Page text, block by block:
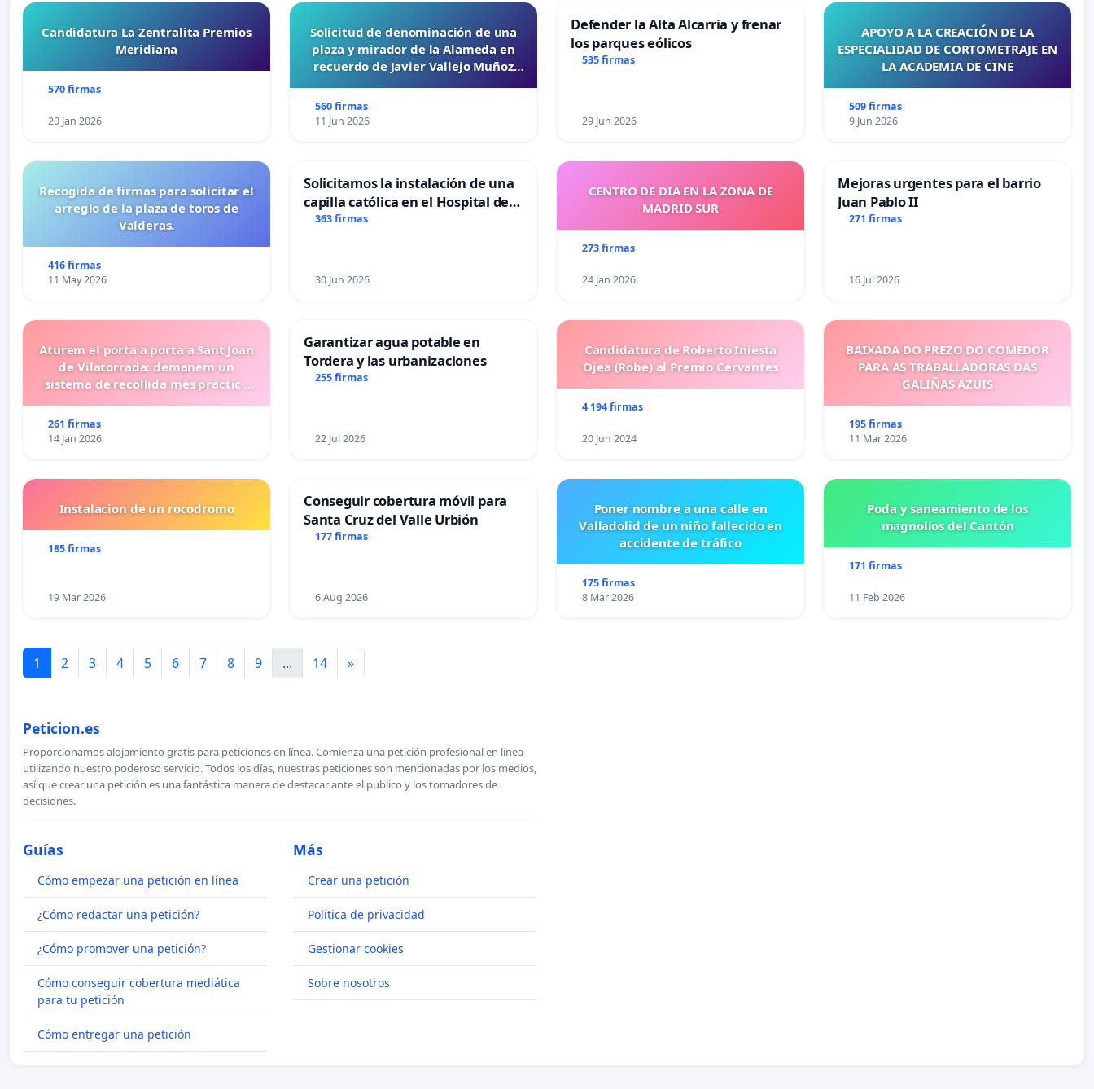
Candidatura La Zentralita Premios
Meridiana
570 firmas
20 Jan 2026
Solicitud de denominación de una
plaza y mirador de la Alameda en
recuerdo de Javier Vallejo Muñoz
560 firmas
11 Jun 2026
Defender la Alta Alcarria y frenar
los parques eólicos
535 firmas
29 Jun 2026
APOYO A LA CREACIÓN DE LA
ESPECIALIDAD DE CORTOMETRAJE EN
LA ACADEMIA DE CINE
509 firmas
9 Jun 2026
Recogida de firmas para solicitar el
arreglo de la plaza de toros de
Valderas.
416 firmas
11 May 2026
Solicitamos la instalación de una
capilla católica en el Hospital de
Alcañiz
363 firmas
30 Jun 2026
CENTRO DE DIA EN LA ZONA DE
MADRID SUR
273 firmas
24 Jan 2026
Mejoras urgentes para el barrio
Juan Pablo II
271 firmas
16 Jul 2026
Aturem el porta a porta a Sant Joan
de Vilatorrada: demanem un
sistema de recollida més pràctic i
261 firmas
14 Jan 2026
Garantizar agua potable en
Tordera y las urbanizaciones
255 firmas
22 Jul 2026
Candidatura de Roberto Iniesta
Ojea (Robe) al Premio Cervantes
4 194 firmas
20 Jun 2024
BAIXADA DO PREZO DO COMEDOR
PARA AS TRABALLADORAS DAS
GALIÑAS AZUIS
195 firmas
11 Mar 2026
Instalacion de un rocodromo
185 firmas
19 Mar 2026
Conseguir cobertura móvil para
Santa Cruz del Valle Urbión
177 firmas
6 Aug 2026
Poner nombre a una calle en
Valladolid de un niño fallecido en
accidente de tráfico
175 firmas
8 Mar 2026
Poda y saneamiento de los
magnolios del Cantón
171 firmas
11 Feb 2026
1 2 3 4 5 6 7 8 9 ... 14 »
Peticion.es
Proporcionamos alojamiento gratis para peticiones en línea. Comienza una petición profesional en línea
utilizando nuestro poderoso servicio. Todos los días, nuestras peticiones son mencionadas por los medios,
así que crear una petición es una fantástica manera de destacar ante el publico y los tomadores de
decisiones.
Guías
Cómo empezar una petición en línea
¿Cómo redactar una petición?
¿Cómo promover una petición?
Cómo conseguir cobertura mediática
para tu petición
Cómo entregar una petición
Más
Crear una petición
Política de privacidad
Gestionar cookies
Sobre nosotros